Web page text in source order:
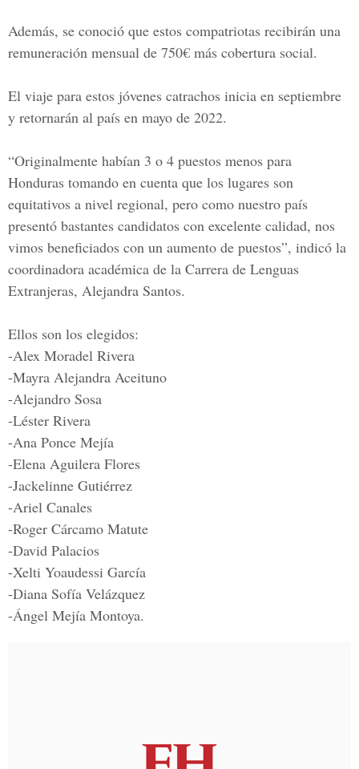
Además, se conoció que estos compatriotas recibirán una
remuneración mensual de 750€ más cobertura social.
El viaje para estos jóvenes catrachos inicia en septiembre
y retornarán al país en mayo de 2022.
“Originalmente habían 3 o 4 puestos menos para
Honduras tomando en cuenta que los lugares son
equitativos a nivel regional, pero como nuestro país
presentó bastantes candidatos con excelente calidad, nos
vimos beneficiados con un aumento de puestos”, indicó la
coordinadora académica de la Carrera de Lenguas
Extranjeras, Alejandra Santos.
Ellos son los elegidos:
-Alex Moradel Rivera
-Mayra Alejandra Aceituno
-Alejandro Sosa
-Léster Rivera
-Ana Ponce Mejía
-Elena Aguilera Flores
-Jackelinne Gutiérrez
-Ariel Canales
-Roger Cárcamo Matute
-David Palacios
-Xelti Yoaudessi García
-Diana Sofía Velázquez
-Ángel Mejía Montoya.